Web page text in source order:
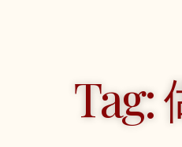
Tag: